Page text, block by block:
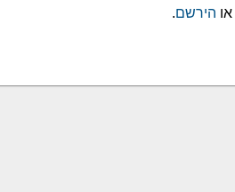
או הירשם.